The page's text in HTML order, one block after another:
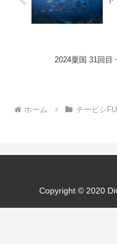
2024粟国 31回目
ホーム チービシ
Copyright © 2020